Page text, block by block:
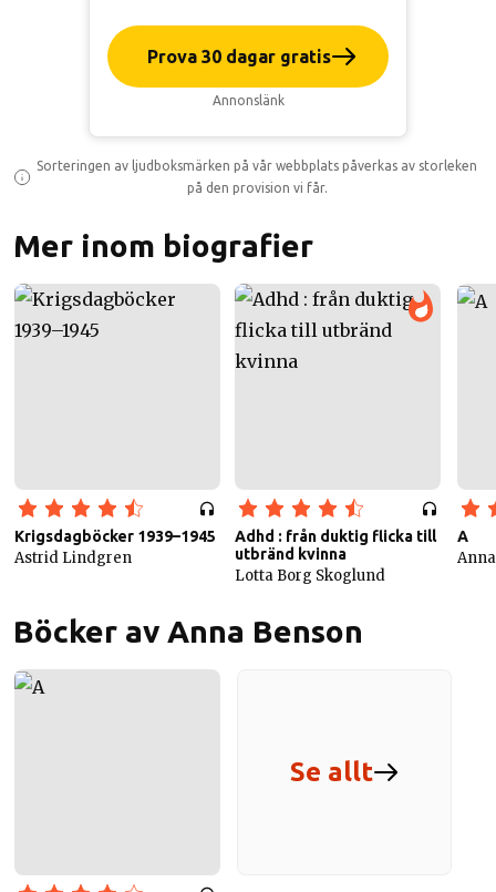
Prova 30 dagar gratis
Annonslänk
Sorteringen av ljudboksmärken på vår webbplats påverkas av storleken
på den provision vi får.
Mer inom biografier
Krigsdagböcker 1939–1945
Astrid Lindgren
Adhd : från duktig flicka till
utbränd kvinna
Lotta Borg Skoglund
A
Böcker av Anna Benson
Se allt